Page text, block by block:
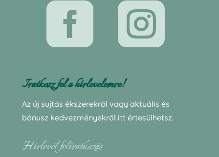
 
Iratkozz fel a hírlevelemre!
Az új sujtás ékszerekről vagy aktuális és
bónusz kedvezményekről itt értesülhetsz.
Hírlevél feliratkozás